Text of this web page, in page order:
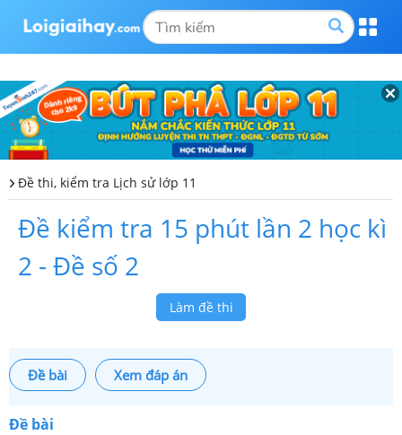
Đề thi, kiểm tra Lịch sử lớp 11
Đề kiểm tra 15 phút lần 2 học kì
2 - Đề số 2
Làm đề thi
Đề bài Xem đáp án
Đề bài